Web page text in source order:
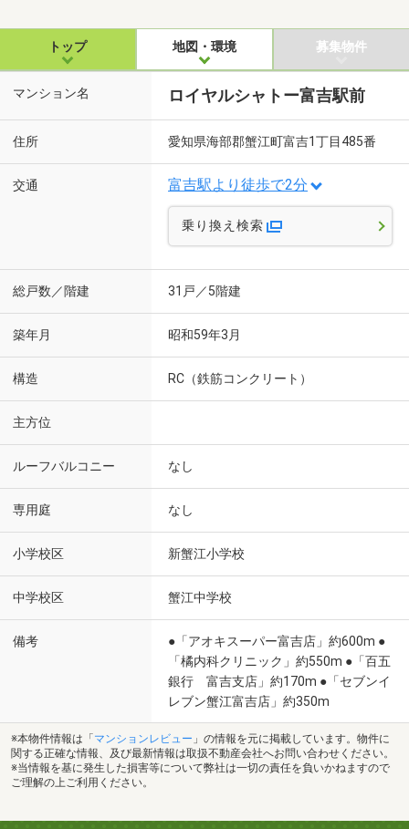
トップ 地図・環境 募集物件
マンション名 ロイヤルシャトー富吉駅前
住所 愛知県海部郡蟹江町富吉1丁目485番
交通 富吉駅より徒歩で2分
乗り換え検索
総戸数／階建 31戸／5階建
築年月 昭和59年3月
構造 RC（鉄筋コンクリート）
主方位
ルーフバルコニー なし
専用庭 なし
小学校区 新蟹江小学校
中学校区 蟹江中学校
備考
●「アオキスーパー富吉店」約600m ●
「橘内科クリニック」約550m ●「百五
銀行 富吉支店」約170m ●「セブンイ
レブン蟹江富吉店」約350m
※本物件情報は「 マンションレビュー 」の情報を元に掲載しています。物件に
関する正確な情報、及び最新情報は取扱不動産会社へお問い合わせください。
※当情報を基に発生した損害等について弊社は一切の責任を負いかねますので
ご理解の上ご利用ください。